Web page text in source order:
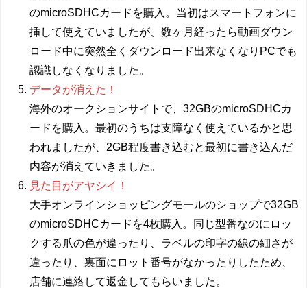
のmicroSDHCカードを購入。当初はスマートフォンに
挿して使えていましたが、数ヶ月経ったら動画ダウン
ロード中に突然全くダウンロード出来なくなりPCでも
認識しなくなりました。
データが消えた！
海外のオークションサイトで、32GBのmicroSDHCカ
ードを購入。最初のうちは支障なく使えているかと思
われましたが、2GB程度書き込むと最初に書き込んだ
内容が消えていきました。
見た目がアヤシイ！
大手オンラインショッピングモールのショップで32GB
のmicroSDHCカードを4枚購入。同じ型番なのにロッ
クする爪の色が違ったり、ラベルの印字の線の細さが
違ったり、裏面にロット番号がなかったりしたため、
店舗に連絡して返金してもらいました。